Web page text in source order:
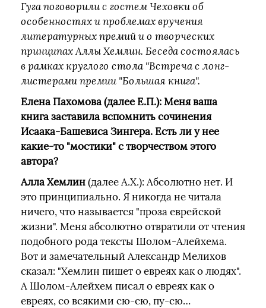
Гуга поговорили с гостем Чеховки об
особенностях и проблемах вручения
литературных премий и о творческих
принципах Аллы Хемлин. Беседа состоялась
в рамках круглого стола "Встреча с лонг-
листерами премии "Большая книга".
Елена Пахомова (далее Е.П.): Меня ваша
книга заставила вспомнить сочинения
Исаака-Башевиса Зингера. Есть ли у нее
какие-то "мостики" с творчеством этого
автора?
Алла Хемлин(далее А.Х.): Абсолютно нет. И
это принципиально. Я никогда не читала
ничего, что называется "проза еврейской
жизни". Меня абсолютно отвратили от чтения
подобного рода тексты Шолом-Алейхема.
Вот и замечательный Александр Мелихов
сказал: "Хемлин пишет о евреях как о людях".
А Шолом-Алейхем писал о евреях как о
евреях, со всякими сю-сю, пу-сю…